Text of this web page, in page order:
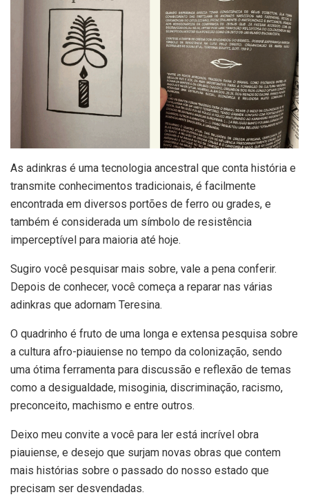
As adinkras é uma tecnologia ancestral que conta história e
transmite conhecimentos tradicionais, é facilmente
encontrada em diversos portões de ferro ou grades, e
também é considerada um símbolo de resistência
imperceptível para maioria até hoje.
Sugiro você pesquisar mais sobre, vale a pena conferir.
Depois de conhecer, você começa a reparar nas várias
adinkras que adornam Teresina.
O quadrinho é fruto de uma longa e extensa pesquisa sobre
a cultura afro-piauiense no tempo da colonização, sendo
uma ótima ferramenta para discussão e reflexão de temas
como a desigualdade, misoginia, discriminação, racismo,
preconceito, machismo e entre outros.
Deixo meu convite a você para ler está incrível obra
piauiense, e desejo que surjam novas obras que contem
mais histórias sobre o passado do nosso estado que
precisam ser desvendadas.